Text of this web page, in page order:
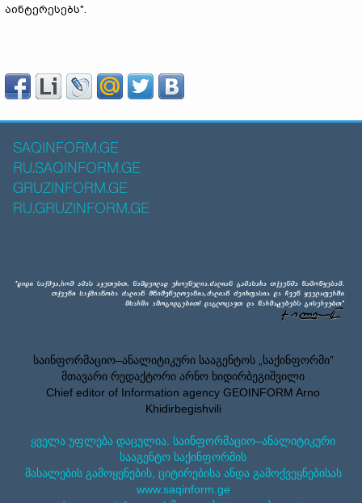
აინტერესებს".
SAQINFORM.GE
RU.SAQINFORM.GE
GRUZINFORM.GE
RU.GRUZINFORM.GE
საინფორმაციო–ანალიტიკური სააგენტოს „საქინფორმი”
მთავარი რედაქტორი არნო ხიდირბეგიშვილი
Chief editor of Information agency GEOINFORM Arno
Khidirbegishvili
ყველა უფლება დაცულია. საინფორმაციო–ანალიტიკური
სააგენტო საქინფორმის
მასალების გამოყენების, ციტირებისა ანდა გამოქვეყნებისას
www.saqinform.ge